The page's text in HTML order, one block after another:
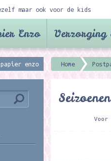
maar ook voor de kids
Enzo Verzorging
enzo Home